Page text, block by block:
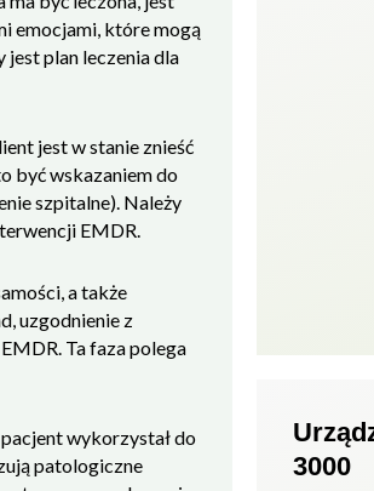
emocjami, które mogą
jest plan leczenia dla
jest w stanie znieść
być wskazaniem do
szpitalne). Należy
EMDR.
a także
uzgodnienie z
Ta faza polega
wykorzystał do
patologiczne
3000